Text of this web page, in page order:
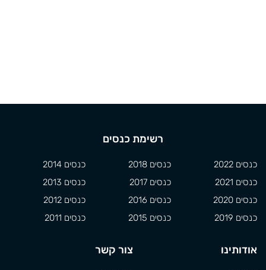
רשימת כנסים
כנסים 2022
כנסים 2021
כנסים 2020
כנסים 2019
כנסים 2018
כנסים 2017
כנסים 2016
כנסים 2015
כנסים 2014
כנסים 2013
כנסים 2012
כנסים 2011
אודותינו צור קשר